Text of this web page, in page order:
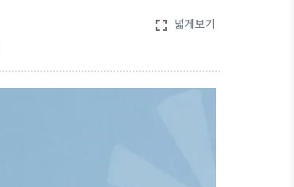
fullscreen 넓게보기